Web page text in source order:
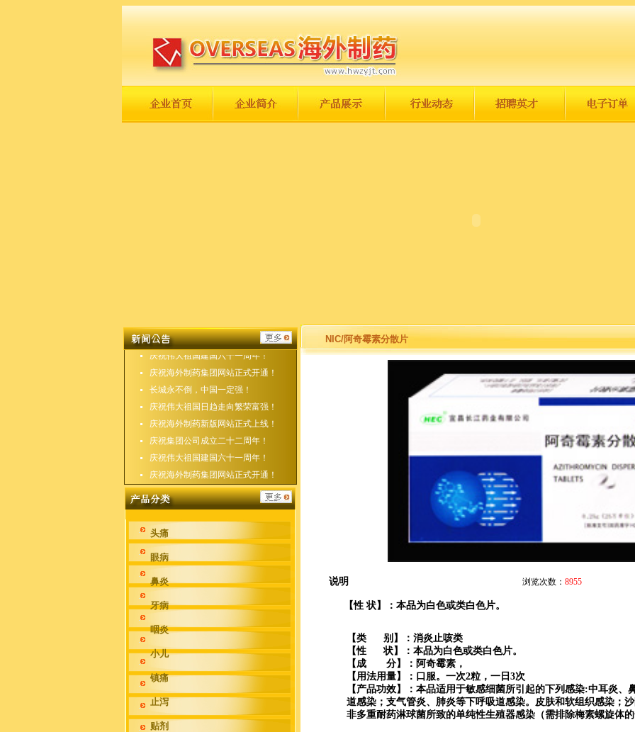
庆祝集团公司成立二十二周年！
庆祝伟大祖国建国六十一周年！
庆祝海外制药集团网站正式开通！
长城永不倒，中国一定强！
庆祝伟大祖国日趋走向繁荣富强！
庆祝海外制药新版网站正式上线！
庆祝集团公司成立二十二周年！
庆祝伟大祖国建国六十一周年！
庆祝海外制药集团网站正式开通！
头痛
眼病
鼻炎
牙病
咽炎
小儿
镇痛
止泻
贴剂
NIC/阿奇霉素分散片
说明 浏览次数： 8955
【性 状】：本品为白色或类白色片。
【类 别】：消炎止咳类
【性 状】：本品为白色或类白色片。
【成 分】：阿奇霉素，
【用法用量】：口服。一次2粒，一日3次
【产品功效】：本品适用于敏感细菌所引起的下列感染:中耳炎、
道感染；支气管炎、肺炎等下呼吸道感染。皮肤和软组织感染；
非多重耐药淋球菌所致的单纯性生殖器感染（需排除梅素螺旋体